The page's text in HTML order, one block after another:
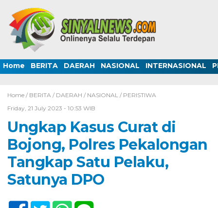
Home BERITA DAERAH NASIONAL INTERNASIONAL
Home / BERITA / DAERAH / NASIONAL / PERISTIWA
Friday, 21 July 2023 - 10:53 WIB
Ungkap Kasus Curat di
Bojong, Polres Pekalongan
Tangkap Satu Pelaku,
Satunya DPO